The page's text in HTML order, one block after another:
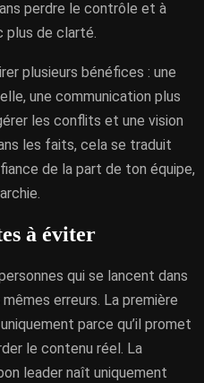
perdre le contrôle et à
plus de clarté.
plusieurs bénéfices : une
une communication plus
les conflits et une vision
les faits, cela se traduit
de la part de ton équipe,
à éviter
qui se lancent dans
erreurs. La première
parce qu’il promet
le contenu réel. La
leader naît uniquement